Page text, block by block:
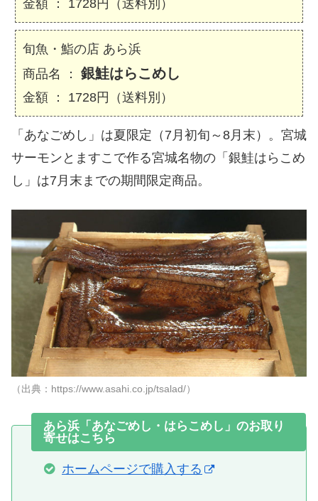
金額 ： 1728円（送料別）
旬魚・鮨の店 あら浜
商品名 ： 銀鮭はらこめし
金額 ： 1728円（送料別）
「あなごめし」は夏限定（7月初旬～8月末）。宮城
サーモンとますこで作る宮城名物の「銀鮭はらこめ
し」は7月末までの期間限定商品。
（出典：https://www.asahi.co.jp/tsalad/）
あら浜「あなごめし・はらこめし」のお取り
寄せはこちら
ホームページで購入する